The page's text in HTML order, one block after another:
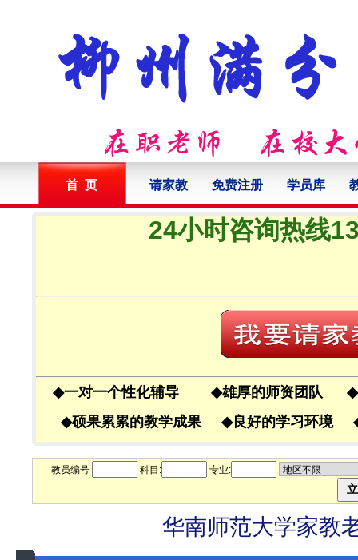
首 页 请家教 免费注册 学员库
24小时咨询热线
◆一对一个性化辅导 ◆雄厚的师资团队 ◆
◆硕果累累的教学成果 ◆良好的学习环境
教员编号 科目: 专业:
华南师范大学家教